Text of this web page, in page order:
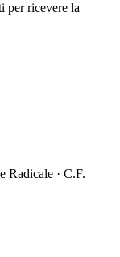
per ricevere la
Radicale · C.F.